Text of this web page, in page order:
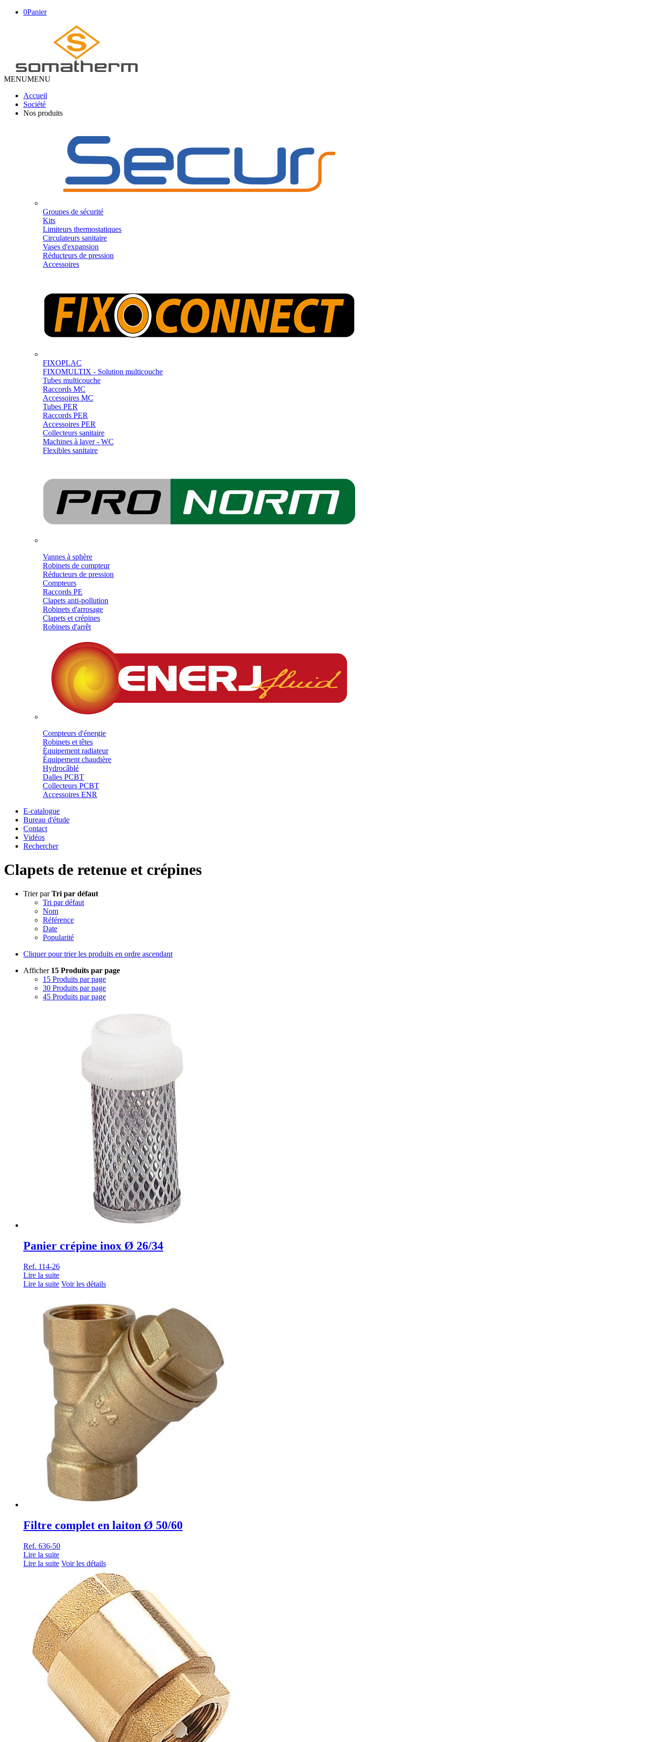
0Panier
MENUMENU
Accueil
Société
Nos produits
Groupes de sécurité
Kits
Limiteurs thermostatiques
Circulateurs sanitaire
Vases d'expansion
Réducteurs de pression
Accessoires
FIXOPLAC
FIXOMULTIX - Solution multicouche
Tubes multicouche
Raccords MC
Accessoires MC
Tubes PER
Raccords PER
Accessoires PER
Collecteurs sanitaire
Machines à laver - WC
Flexibles sanitaire
Vannes à sphère
Robinets de compteur
Réducteurs de pression
Compteurs
Raccords PE
Clapets anti-pollution
Robinets d'arrosage
Clapets et crépines
Robinets d'arrêt
Compteurs d'énergie
Robinets et têtes
Équipement radiateur
Équipement chaudière
Hydrocâblé
Dalles PCBT
Collecteurs PCBT
Accessoires ENR
E-catalogue
Bureau d'étude
Contact
Vidéos
Rechercher
Clapets de retenue et crépines
Trier parTri par défaut
Tri par défaut
Nom
Référence
Date
Popularité
Cliquer pour trier les produits en ordre ascendant
Afficher 15 Produits par page
15 Produits par page
30 Produits par page
45 Produits par page
Panier crépine inox Ø 26/34
Ref. 114-26
Lire la suite
Lire la suite Voir les détails
Filtre complet en laiton Ø 50/60
Ref. 636-50
Lire la suite
Lire la suite Voir les détails